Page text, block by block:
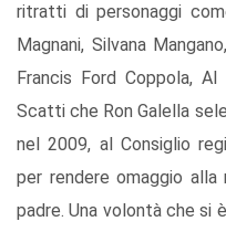
ritratti di personaggi
Magnani, Silvana
Francis Ford Coppola,
Scatti che Ron Galella
nel 2009, al Consiglio
per rendere omaggio
padre. Una volontà che si